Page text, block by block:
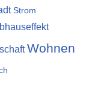
Strom
Wohnen